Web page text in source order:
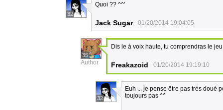
32
Quoi ?? ^^'
Jack Sugar 01/20/2014 19:04:05
35
Author
Dis le à voix haute, tu comprendras le
Freakazoid 01/20/2014 19:19:10
32
Euh ... je pense être pas très doué
toujours pas ^^